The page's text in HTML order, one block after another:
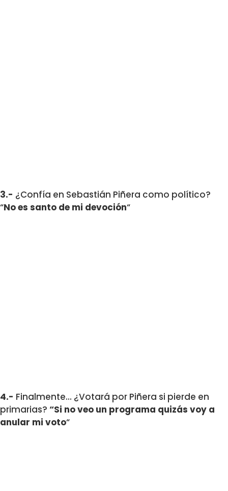
3.- ¿Confía en Sebastián Piñera como político?
“No es santo de mi devoción“
4.- Finalmente… ¿Votará por Piñera si pierde en
primarias? “Si no veo un programa quizás voy a
anular mi voto“